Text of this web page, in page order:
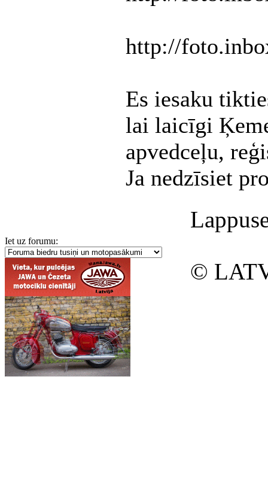
http://
Es iesaku
lai laicīgi
apvedceļu,
Ja nedzīsiet
Iet uz forumu:
©